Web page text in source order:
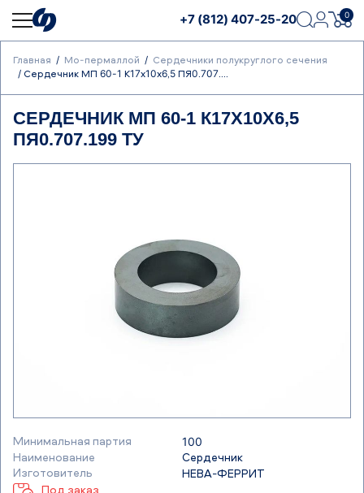
+7 (812) 407-25-20 0
Главная Мо-пермаллой
Сердечники полукруглого сечения
Сердечник МП 60-1 К17х10х6,5 ПЯ0.707....
СЕРДЕЧНИК МП 60-1 К17Х10Х6,5
ПЯ0.707.199 ТУ
Минимальная партия
100
Наименование
Сердечник
Изготовитель
НЕВА-ФЕРРИТ
Под заказ